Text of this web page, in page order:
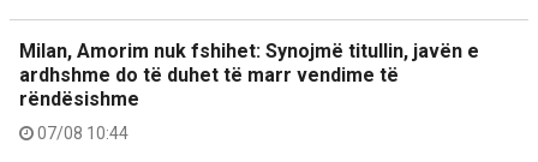
Milan, Amorim nuk fshihet: Synojmë titullin, javën e
ardhshme do të duhet të marr vendime të
rëndësishme
07/08 10:44